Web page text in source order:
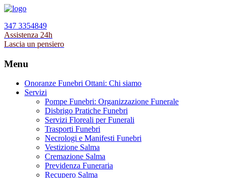
347 3354849
Assistenza 24h
Lascia un pensiero
Menu
Onoranze Funebri Ottani: Chi siamo
Servizi
Pompe Funebri: Organizzazione Funerale
Disbrigo Pratiche Funebri
Servizi Floreali per Funerali
Trasporti Funebri
Necrologi e Manifesti Funebri
Vestizione Salma
Cremazione Salma
Previdenza Funeraria
Recupero Salma